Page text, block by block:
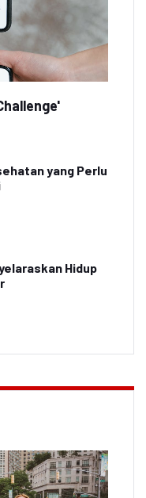
yang Perlu
Hidup